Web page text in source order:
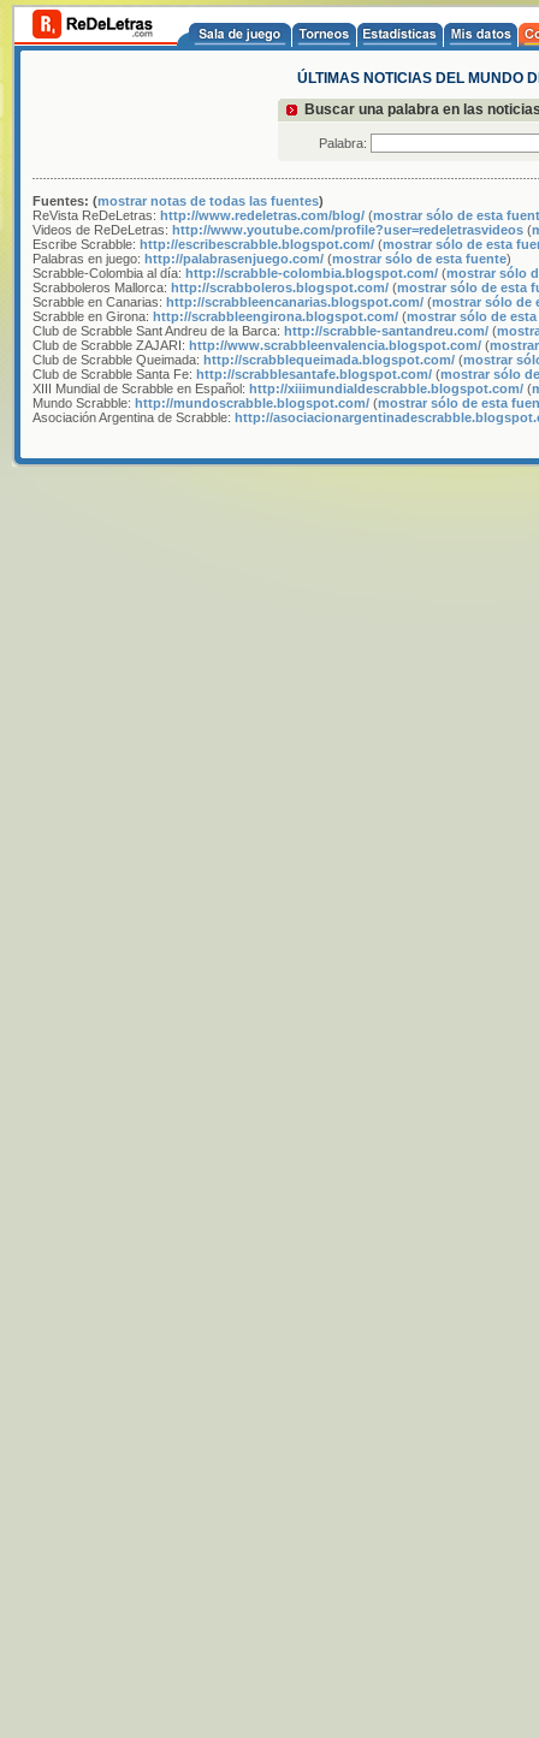
ÚLTIMAS NOTICIAS DEL MUNDO
Buscar una palabra en las
Palabra:
Fuentes: (mostrar notas de todas las fuentes)
ReVista ReDeLetras: http://www.redeletras.com/blog/ (mostrar sólo de esta
Videos de ReDeLetras: http://www.youtube.com/profile?user=redeletrasvideos (
Escribe Scrabble: http://escribescrabble.blogspot.com/ (mostrar sólo de esta
Palabras en juego: http://palabrasenjuego.com/ (mostrar sólo de esta fuente)
Scrabble-Colombia al día: http://scrabble-colombia.blogspot.com/ (mostrar sólo
Scrabboleros Mallorca: http://scrabboleros.blogspot.com/ (mostrar sólo de esta
Scrabble en Canarias: http://scrabbleencanarias.blogspot.com/ (mostrar sólo de
Scrabble en Girona: http://scrabbleengirona.blogspot.com/ (mostrar sólo de
Club de Scrabble Sant Andreu de la Barca: http://scrabble-santandreu.com/ (
Club de Scrabble ZAJARI: http://www.scrabbleenvalencia.blogspot.com/ (
Club de Scrabble Queimada: http://scrabblequeimada.blogspot.com/ (mostrar
Club de Scrabble Santa Fe: http://scrabblesantafe.blogspot.com/ (mostrar sólo
XIII Mundial de Scrabble en Español: http://xiiimundialdescrabble.blogspot.com/ (
Mundo Scrabble: http://mundoscrabble.blogspot.com/ (mostrar sólo de esta
Asociación Argentina de Scrabble: http://